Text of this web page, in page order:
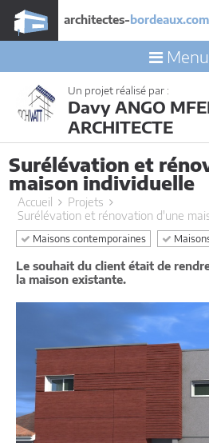
architectes- bordeaux.com
Menu
Un projet réalisé par :
Davy ANGO
ARCHITECTE
Surélévation et
maison individuelle
Accueil
Projets
Surélévation et rénovation d'une
Maisons contemporaines
Le souhait du client était de
la maison existante.